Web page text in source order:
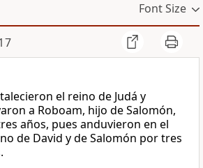
Font Size
el reino de Judá y
a Roboam, hijo de Salomón,
años, pues anduvieron en el
de David y de Salomón por tres